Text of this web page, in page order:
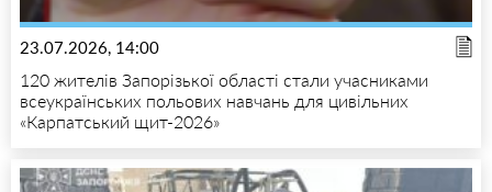
23.07.2026, 14:00
120 жителів Запорізької області стали учасниками
всеукраїнських польових навчань для цивільних
«Карпатський щит-2026»